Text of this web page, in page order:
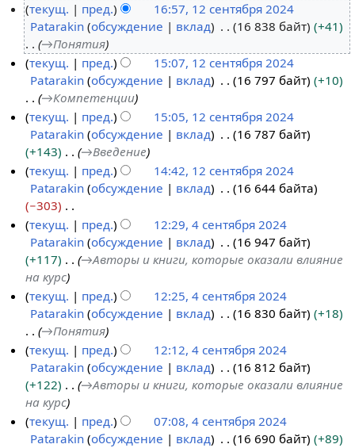
е
б
2
4
с
т
р
0
текущ. пред.
16:57, 12 сентября 2024
Patarakin обсуждение вклад 16 838 байт
+41
→Понятия
текущ.
пред.
15:07, 12 сентября 2024
Patarakin обсуждение вклад 16 797 байт
+10
→Компетенции
текущ.
пред.
15:05, 12 сентября 2024
Patarakin обсуждение вклад
16 787 байт
+143
→Введение
текущ.
пред.
14:42, 12 сентября 2024
Patarakin обсуждение вклад
16 644 байта
−303
Н
е
т
о
п
и
а
н
и
я
п
р
н
б
0
текущ. пред.
12:29, 4 сентября 2024
Patarakin обсуждение вклад
16 947 байт
+117
→Авторы и книги, которые оказали влияние
на курс
текущ.
пред.
12:25, 4 сентября 2024
Patarakin обсуждение вклад 16 830 байт
+18
→Понятия
текущ.
пред.
12:12, 4 сентября 2024
Patarakin обсуждение вклад
16 812 байт
+122
→Авторы и книги, которые оказали влияние
на курс
текущ.
пред.
07:08, 4 сентября 2024
Patarakin обсуждение вклад 16 690 байт +89